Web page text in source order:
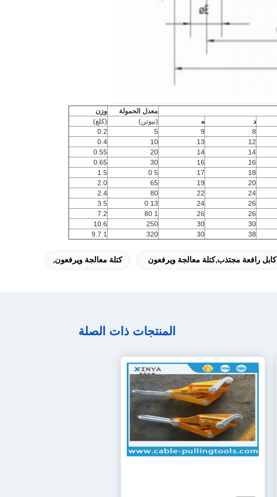
معدل الحمولة
وزن
د ه (نيوتن)
(كلغ)
8
9
5
0.2
12
13
10
0.4
14
14
20
0.55
16
16
30
0.65
18
17
5
0
1.5
20
19
65
2.0
24
22
80
2.4
26
24
13
0
3.5
26
26
1
80
7.2
30
30
250
10.6
38
30
320
1
9.7
كابل رافعة مجتذب,كتلة معالجة ويرفعون كتلة معالجة ويرفعون,
المنتجات ذات الصلة